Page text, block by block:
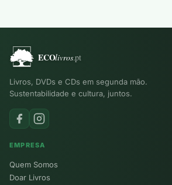
Livros, DVDs e CDs em segunda mão.
Sustentabilidade e cultura, juntos.
EMPRESA
Quem Somos
Doar Livros